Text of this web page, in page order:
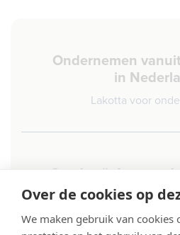
Over de cookies op
We maken gebruik van cookies
Ondernemen
in
Lakotta voor
Goed geïnformeerd
Lakotta voor